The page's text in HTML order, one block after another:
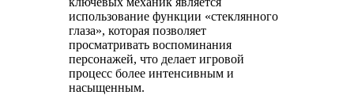
использование функции «стеклянного
глаза», которая позволяет
просматривать воспоминания
персонажей, что делает игровой
процесс более интенсивным и
насыщенным.